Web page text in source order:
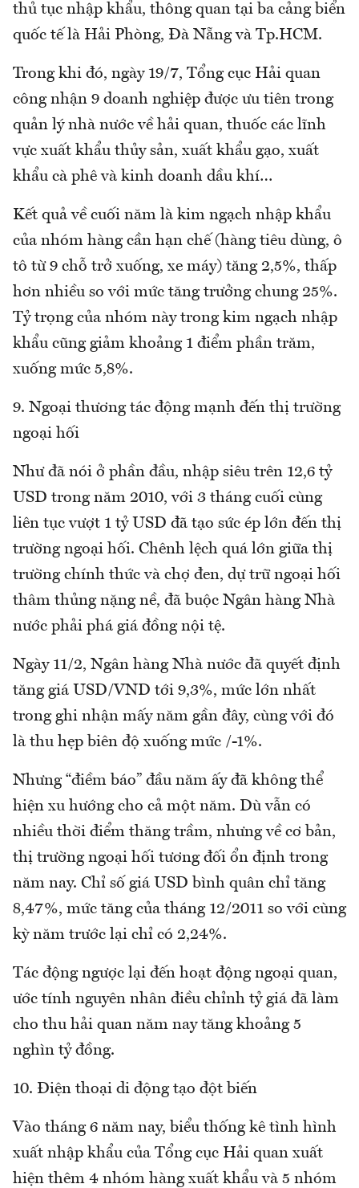
thủ tục nhập khẩu, thông quan tại ba cảng biển
quốc tế là Hải Phòng, Đà Nẵng và Tp.HCM.
Trong khi đó, ngày 19/7, Tổng cục Hải quan
công nhận 9 doanh nghiệp được ưu tiên trong
quản lý nhà nước về hải quan, thuốc các lĩnh
vực xuất khẩu thủy sản, xuất khẩu gạo, xuất
khẩu cà phê và kinh doanh dầu khí…
Kết quả về cuối năm là kim ngạch nhập khẩu
của nhóm hàng cần hạn chế (hàng tiêu dùng, ô
tô từ 9 chỗ trở xuống, xe máy) tăng 2,5%, thấp
hơn nhiều so với mức tăng trưởng chung 25%.
Tỷ trọng của nhóm này trong kim ngạch nhập
khẩu cũng giảm khoảng 1 điểm phần trăm,
xuống mức 5,8%.
9. Ngoại thương tác động mạnh đến thị trường
ngoại hối
Như đã nói ở phần đầu, nhập siêu trên 12,6 tỷ
USD trong năm 2010, với 3 tháng cuối cùng
liên tục vượt 1 tỷ USD đã tạo sức ép lớn đến thị
trường ngoại hối. Chênh lệch quá lớn giữa thị
trường chính thức và chợ đen, dự trữ ngoại hối
thâm thủng nặng nề, đã buộc Ngân hàng Nhà
nước phải phá giá đồng nội tệ.
Ngày 11/2, Ngân hàng Nhà nước đã quyết định
tăng giá USD/VND tới 9,3%, mức lớn nhất
trong ghi nhận mấy năm gần đây, cùng với đó
là thu hẹp biên độ xuống mức /-1%.
Nhưng “điềm báo” đầu năm ấy đã không thể
hiện xu hướng cho cả một năm. Dù vẫn có
nhiều thời điểm thăng trầm, nhưng về cơ bản,
thị trường ngoại hối tương đối ổn định trong
năm nay. Chỉ số giá USD bình quân chỉ tăng
8,47%, mức tăng của tháng 12/2011 so với cùng
kỳ năm trước lại chỉ có 2,24%.
Tác động ngược lại đến hoạt động ngoại quan,
ước tính nguyên nhân điều chỉnh tỷ giá đã làm
cho thu hải quan năm nay tăng khoảng 5
nghìn tỷ đồng.
10. Điện thoại di động tạo đột biến
Vào tháng 6 năm nay, biểu thống kê tình hình
xuất nhập khẩu của Tổng cục Hải quan xuất
hiện thêm 4 nhóm hàng xuất khẩu và 5 nhóm